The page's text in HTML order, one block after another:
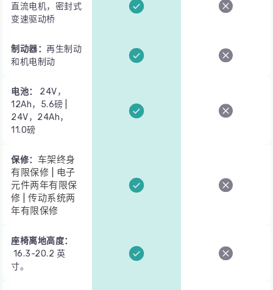
直流电机，密封式
变速驱动桥
制动器： 再生制动
和机电制动
电池：
24V，
12Ah，5.6磅 |
24V，24Ah，
11.0磅
保修： 车架终身
有限保修 | 电子
元件两年有限保
修 | 传动系统两
年有限保修
座椅离地高度：
16.3-20.2 英
寸。